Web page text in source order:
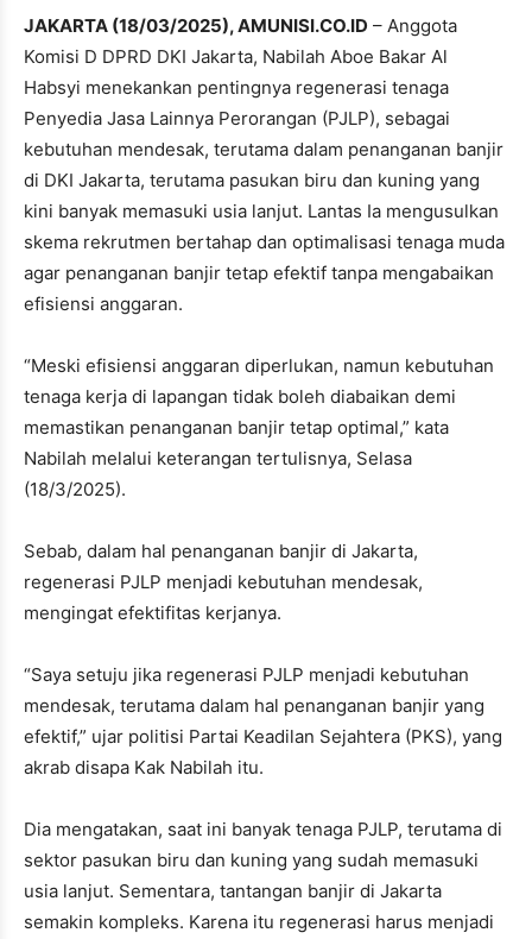
JAKARTA (18/03/2025), AMUNISI.CO.ID – Anggota
Komisi D DPRD DKI Jakarta, Nabilah Aboe Bakar Al
Habsyi menekankan pentingnya regenerasi tenaga
Penyedia Jasa Lainnya Perorangan (PJLP), sebagai
kebutuhan mendesak, terutama dalam penanganan banjir
di DKI Jakarta, terutama pasukan biru dan kuning yang
kini banyak memasuki usia lanjut. Lantas Ia mengusulkan
skema rekrutmen bertahap dan optimalisasi tenaga muda
agar penanganan banjir tetap efektif tanpa mengabaikan
efisiensi anggaran.
“Meski efisiensi anggaran diperlukan, namun kebutuhan
tenaga kerja di lapangan tidak boleh diabaikan demi
memastikan penanganan banjir tetap optimal,” kata
Nabilah melalui keterangan tertulisnya, Selasa
(18/3/2025).
Sebab, dalam hal penanganan banjir di Jakarta,
regenerasi PJLP menjadi kebutuhan mendesak,
mengingat efektifitas kerjanya.
“Saya setuju jika regenerasi PJLP menjadi kebutuhan
mendesak, terutama dalam hal penanganan banjir yang
efektif,” ujar politisi Partai Keadilan Sejahtera (PKS), yang
akrab disapa Kak Nabilah itu.
Dia mengatakan, saat ini banyak tenaga PJLP, terutama di
sektor pasukan biru dan kuning yang sudah memasuki
usia lanjut. Sementara, tantangan banjir di Jakarta
semakin kompleks. Karena itu regenerasi harus menjadi